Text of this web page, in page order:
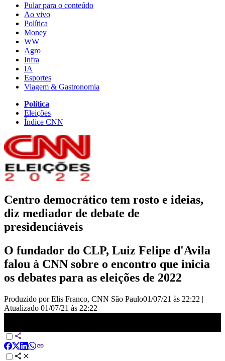
Pular para o conteúdo
Ao vivo
Política
Money
WW
Agro
Infra
IA
Esportes
Viagem & Gastronomia
Política
Eleições
Índice CNN
Centro democrático tem rosto e ideias,
diz mediador de debate de
presidenciáveis
O fundador do CLP, Luiz Felipe d'Avila
falou à CNN sobre o encontro que inicia
os debates para as eleições de 2022
Produzido por Elis Franco, CNN São Paulo01/07/21 às 22:22 |
Atualizado 01/07/21 às 22:22